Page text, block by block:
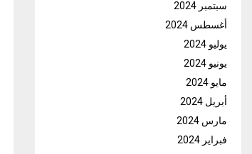
سبتمبر 2024
أغسطس 2024
يوليو 2024
يونيو 2024
مايو 2024
أبريل 2024
مارس 2024
فبراير 2024